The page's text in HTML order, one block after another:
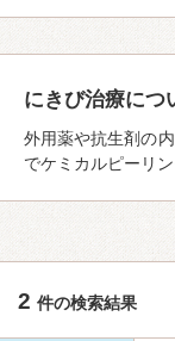
にきび治療につ
外用薬や抗生剤の
でケミカルピーリ
2 件の検索結果